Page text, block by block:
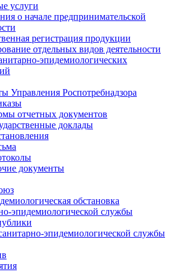
услуги
о начале предпринимательской
регистрация продукции
отдельных видов деятельности
эпидемиологических
Управления Роспотребнадзора
отчетных документов
доклады
документы
обстановка
эпидемиологической службы
эпидемиологической службы